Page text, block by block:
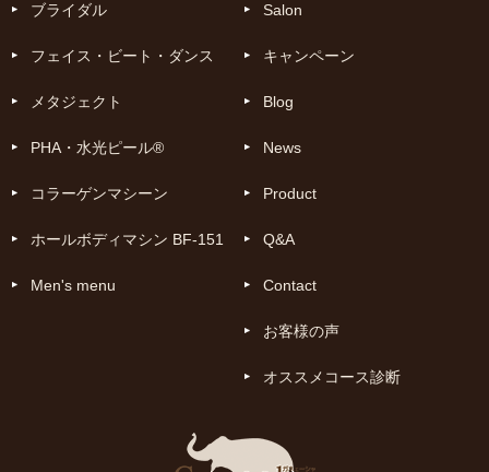
ブライダル
フェイス・ビート・ダンス
メタジェクト
PHA・水光ピール®
コラーゲンマシーン
ホールボディマシン BF-151
Men's menu
Salon
キャンペーン
Blog
News
Product
Q&A
Contact
お客様の声
オススメコース診断